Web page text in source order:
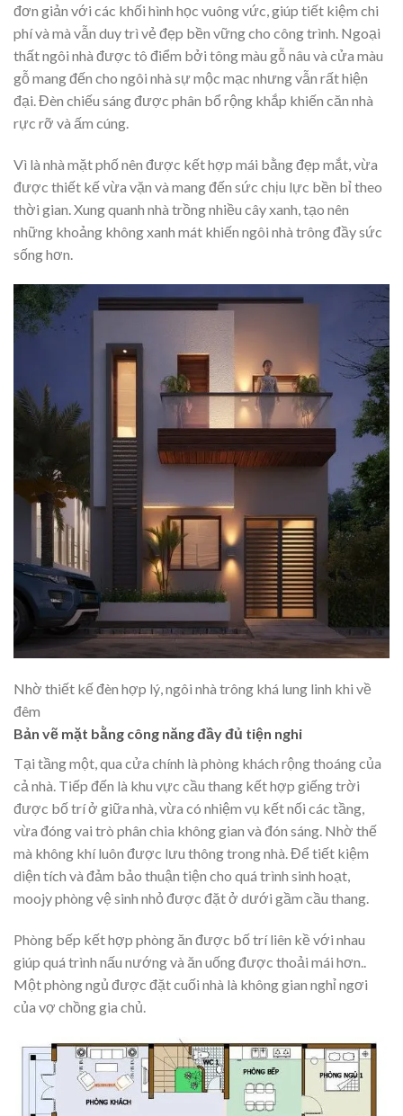
đơn giản với các khối hình học vuông vức, giúp tiết kiệm chi
phí và mà vẫn duy trì vẻ đẹp bền vững cho công trình. Ngoại
thất ngôi nhà được tô điểm bởi tông màu gỗ nâu và cửa màu
gỗ mang đến cho ngôi nhà sự mộc mạc nhưng vẫn rất hiện
đại. Đèn chiếu sáng được phân bổ rộng khắp khiến căn nhà
rực rỡ và ấm cúng.
Vì là nhà mặt phố nên được kết hợp mái bằng đẹp mắt, vừa
được thiết kế vừa vặn và mang đến sức chịu lực bền bỉ theo
thời gian. Xung quanh nhà trồng nhiều cây xanh, tạo nên
những khoảng không xanh mát khiến ngôi nhà trông đầy sức
sống hơn.
Nhờ thiết kế đèn hợp lý, ngôi nhà trông khá lung linh khi về
đêm
Bản vẽ mặt bằng công năng đầy đủ tiện nghi
Tại tầng một, qua cửa chính là phòng khách rộng thoáng của
cả nhà. Tiếp đến là khu vực cầu thang kết hợp giếng trời
được bố trí ở giữa nhà, vừa có nhiệm vụ kết nối các tầng,
vừa đóng vai trò phân chia không gian và đón sáng. Nhờ thế
mà không khí luôn được lưu thông trong nhà. Để tiết kiệm
diện tích và đảm bảo thuận tiện cho quá trình sinh hoạt,
moojy phòng vệ sinh nhỏ được đặt ở dưới gầm cầu thang.
Phòng bếp kết hợp phòng ăn được bố trí liên kề với nhau
giúp quá trình nấu nướng và ăn uống được thoải mái hơn..
Một phòng ngủ được đặt cuối nhà là không gian nghỉ ngơi
của vợ chồng gia chủ.